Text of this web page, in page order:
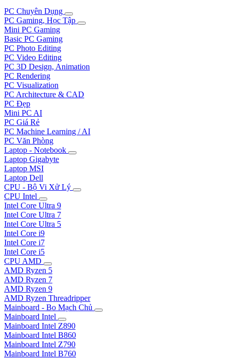
PC Chuyên Dụng
PC Gaming, Học Tập
Mini PC Gaming
Basic PC Gaming
PC Photo Editing
PC Video Editing
PC 3D Design, Animation
PC Rendering
PC Visualization
PC Architecture & CAD
PC Đẹp
Mini PC AI
PC Giá Rẻ
PC Machine Learning / AI
PC Văn Phòng
Laptop - Notebook
Laptop Gigabyte
Laptop MSI
Laptop Dell
CPU - Bộ Vi Xử Lý
CPU Intel
Intel Core Ultra 9
Intel Core Ultra 7
Intel Core Ultra 5
Intel Core i9
Intel Core i7
Intel Core i5
CPU AMD
AMD Ryzen 5
AMD Ryzen 7
AMD Ryzen 9
AMD Ryzen Threadripper
Mainboard - Bo Mạch Chủ
Mainboard Intel
Mainboard Intel Z890
Mainboard Intel B860
Mainboard Intel Z790
Mainboard Intel B760